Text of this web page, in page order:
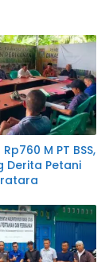
M PT BSS,
Derita Petani